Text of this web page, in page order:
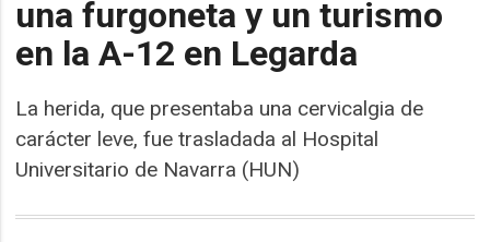
una furgoneta y un turismo
en la A-12 en Legarda
La herida, que presentaba una cervicalgia de
carácter leve, fue trasladada al Hospital
Universitario de Navarra (HUN)